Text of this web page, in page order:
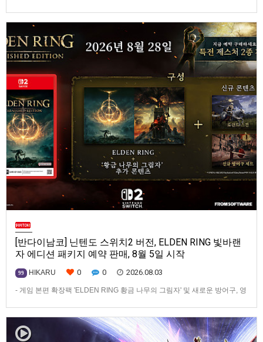
[반다이남코] 닌텐도 스위치2 버전, ELDEN RING 빛바랜
자 에디션 패키지 예약 판매, 8월 5일 시작
99 HIKARU 0 0 2026.08.03
- 게임 본편 확장팩 'ELDEN RING 황금 나무의 그림자' 및 새로운 방어구, 영
문 판매를 8월 5일(수)부터 시작한다고 발표했다.‘ELDEN RING 빛바랜 자
에디션’에는 ‘ELDEN R…